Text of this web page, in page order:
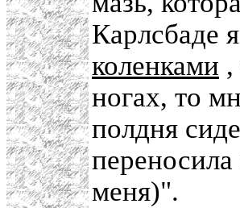
Карлсбаде
коленками
ногах, то
полдня
меня)".